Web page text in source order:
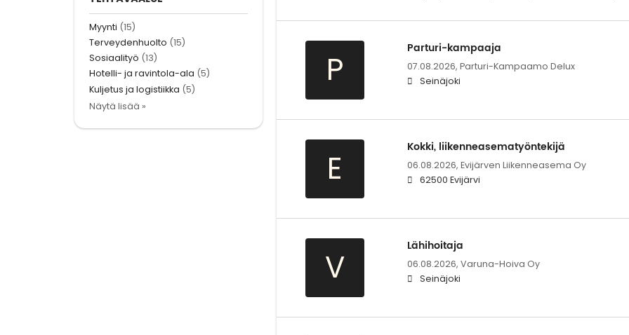
P
Parturi-kampaaja
07.08.2026, Parturi-Kampaamo Delux
Seinäjoki
E
Kokki, liikenneasematyöntekijä
06.08.2026, Evijärven Liikenneasema Oy
62500 Evijärvi
V
Lähihoitaja
06.08.2026, Varuna-Hoiva Oy
Seinäjoki
Myynti (15)
Terveydenhuolto (15)
Sosiaalityö (13)
Hotelli- ja ravintola-ala (5)
Kuljetus ja logistiikka (5)
Näytä lisää »